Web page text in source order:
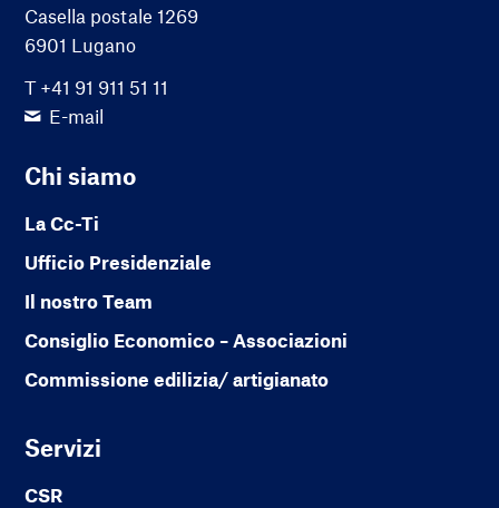
Casella postale 1269
6901 Lugano
T +41 91 911 51 11
E-mail
Chi siamo
La Cc-Ti
Ufficio Presidenziale
Il nostro Team
Consiglio Economico – Associazioni
Commissione edilizia/ artigianato
Servizi
CSR